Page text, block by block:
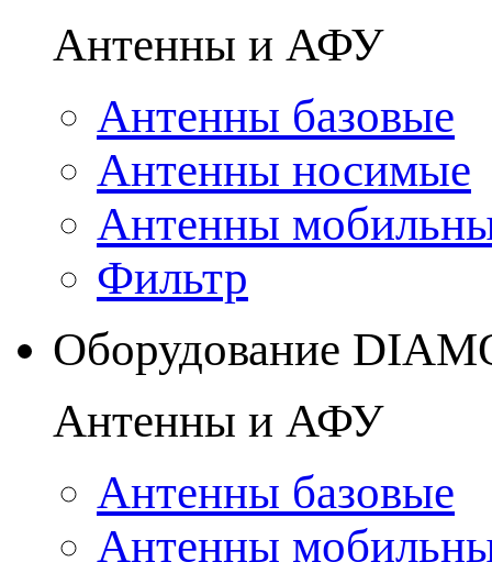
Антенны и АФУ
Антенны базовые
Антенны носимые
Антенны
Фильтр
Оборудование
Антенны и АФУ
Антенны базовые
Антенны